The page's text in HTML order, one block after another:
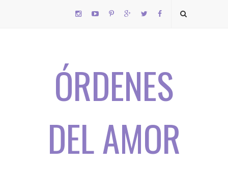
ÓRDENES
DEL AMOR